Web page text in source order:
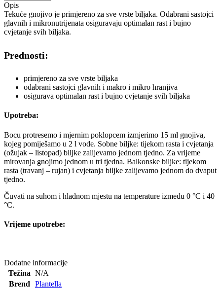
Opis
Tekuće gnojivo je primjereno za sve vrste biljaka. Odabrani sastojci
glavnih i mikronutrijenata osiguravaju optimalan rast i bujno
cvjetanje svih biljaka.
Prednosti:
primjereno za sve vrste biljaka
odabrani sastojci glavnih i makro i mikro hranjiva
osigurava optimalan rast i bujno cvjetanje svih biljaka
Upotreba:
Bocu protresemo i mjernim poklopcem izmjerimo 15 ml gnojiva,
kojeg pomiješamo u 2 l vode. Sobne biljke: tijekom rasta i cvjetanja
(ožujak – listopad) biljke zalijevamo jednom tjedno. Za vrijeme
mirovanja gnojimo jednom u tri tjedna. Balkonske biljke: tijekom
rasta (travanj – rujan) i cvjetanja biljke zalijevamo jednom do dvaput
tjedno.
Čuvati na suhom i hladnom mjestu na temperature između 0 °C i 40
°C.
Vrijeme upotrebe:
Dodatne informacije
Težina N/A
Brend
Plantella